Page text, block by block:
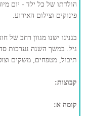
הולדתו של כל ילד - יום
פינוקים וצילום האירוע.
בגנינו ישנו מגוון רחב של
גיל. במשך השנה נערכות
תיבול, מטפחים, משקים
קבוצות:
קומה א: